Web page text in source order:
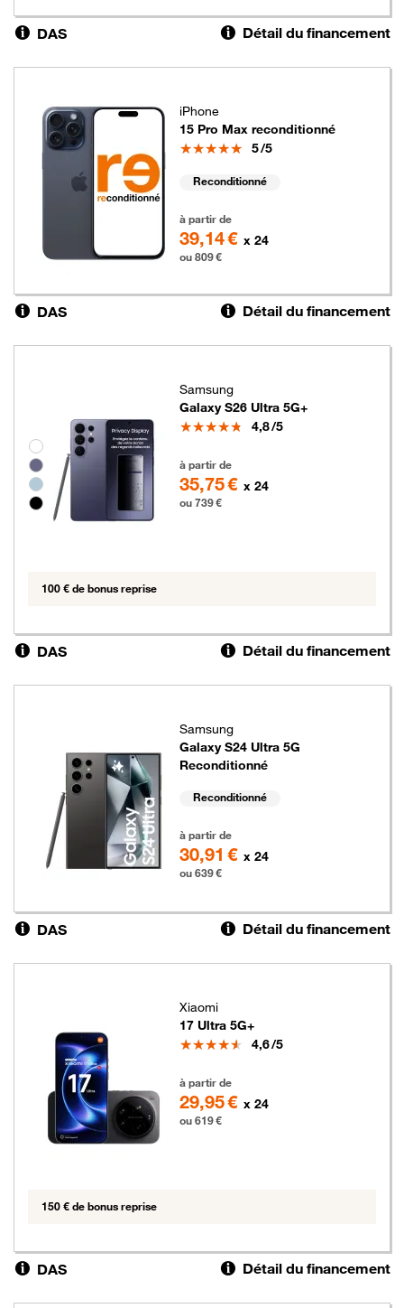
DAS Détail du financement
iPhone
15 Pro Max reconditionné
Note
5/5
Reconditionné
à partir de
39,14 € x 24
ou 809 €
DAS Détail du financement
Groupe de couleurs disponibles non sélectionnables
Samsung
Galaxy S26 Ultra 5G+
Note
4,8/5
à partir de
35,75 € x 24
ou 739 €
100 € de bonus reprise
DAS Détail du financement
Samsung
Galaxy S24 Ultra 5G
Reconditionné
Reconditionné
à partir de
30,91 € x 24
ou 639 €
DAS Détail du financement
Xiaomi
17 Ultra 5G+
Note
4,6/5
à partir de
29,95 € x 24
ou 619 €
150 € de bonus reprise
DAS Détail du financement